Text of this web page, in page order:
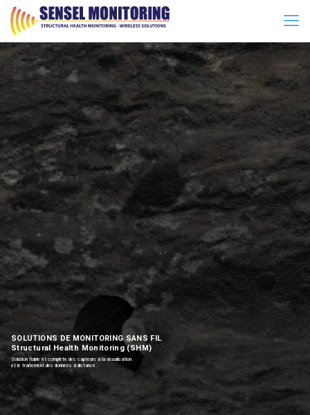
SOLUTIONS DE MONITORING SANS FIL
Structural Health Monitoring (SHM)
Solution fiable et complète des capteurs à la visualisation
et le traitement des données à distance.